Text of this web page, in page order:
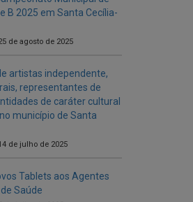
artistas independente,
representantes de
de caráter cultural
de julho de 2025
Tablets aos Agentes
Saúde
de julho de 2025
AVANÇA NO CAMPO!